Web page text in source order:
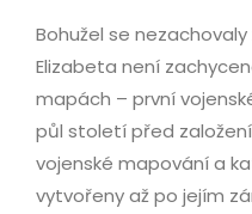
Bohužel se
Elizabeta není
mapách – první
půl století před
vojenské mapování a
vytvořeny až po jejím